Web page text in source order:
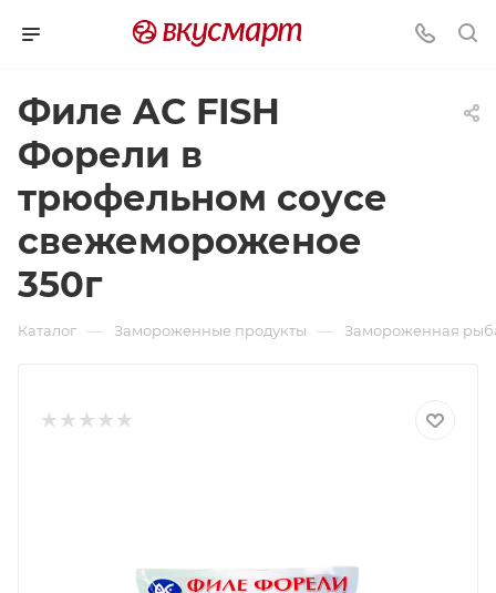
Филе AC FISH
Форели в
трюфельном соусе
свежемороженое
350г
Каталог — Замороженные продукты — Замороженная